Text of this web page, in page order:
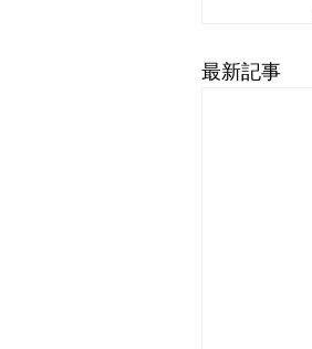
最新記事